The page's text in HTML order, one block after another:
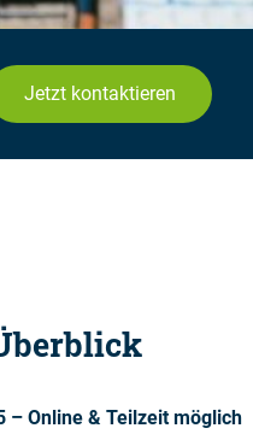
Jetzt kontaktieren
– Online & Teilzeit möglich